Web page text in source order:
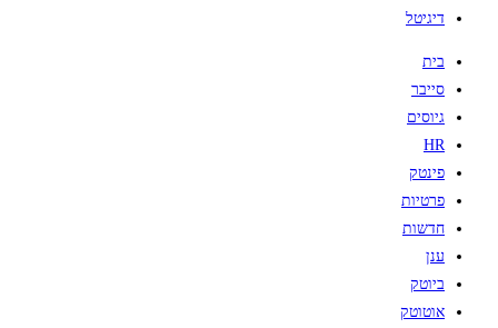
דיגיטל
בית
סייבר
גיוסים
HR
פינטק
פרטיות
חדשות
ענן
ביוטק
אוטוטק